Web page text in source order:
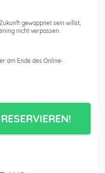
gewappnet sein willst,
nicht verpassen.
am Ende des Online-